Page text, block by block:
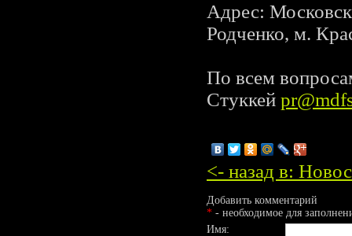
Адрес:
Родченко, м.
По всем
Стуккей
<- назад в:
Добавить комментарий
* - необходимое для
Имя: